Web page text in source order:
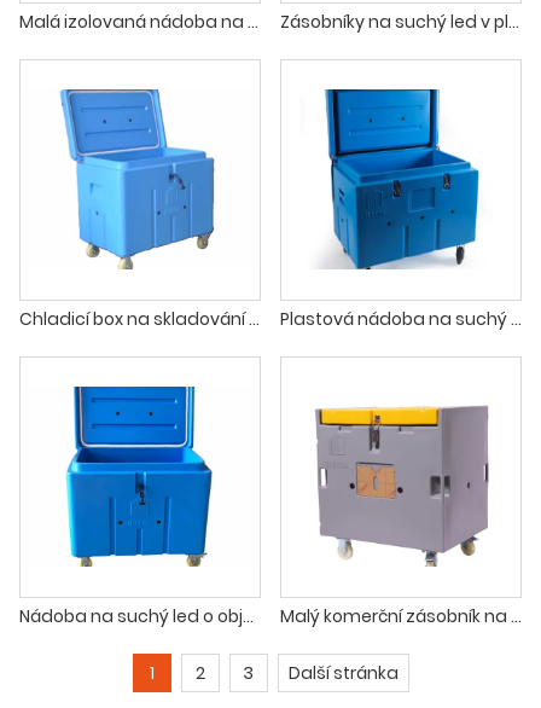
Malá izolovaná nádoba na suchý led Zásobníky na suchý led v plastovém chladiči
Chladicí box na skladování suchého ledu Plastová nádoba na suchý led na kolečkách
Nádoba na suchý led o objemu 300 litrů o objemu 10 krychlových stop Malý komerční zásobník na suchý led
1 2 3 Další stránka